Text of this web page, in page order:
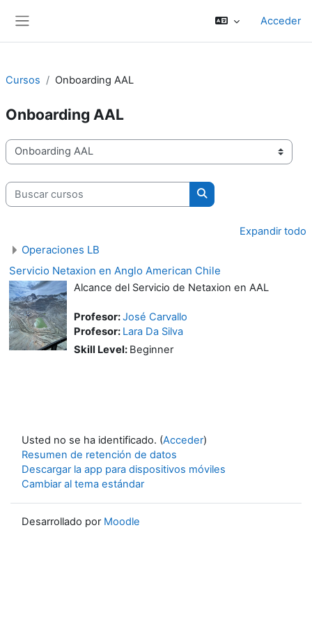
Acceder
Cursos Onboarding AAL
Onboarding AAL
Categorías
Buscar cursos
Buscar cursos
Expandir todo
Operaciones LB
Servicio Netaxion en Anglo American Chile
Alcance del Servicio de Netaxion en AAL
Profesor:José Carvallo
Profesor: Lara Da Silva
Skill Level: Beginner
Usted no se ha identificado. (Acceder)
Resumen de retención de datos
Descargar la app para dispositivos móviles
Cambiar al tema estándar
Desarrollado por Moodle